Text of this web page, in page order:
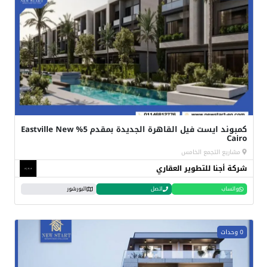
كمبوند ايست فيل القاهرة الجديدة بمقدم 5% Eastville New
Cairo
مشاريع التجمع الخامس
شركة أجنا للتطوير العقاري
واتساب اتصل البورشور
0 وحدات